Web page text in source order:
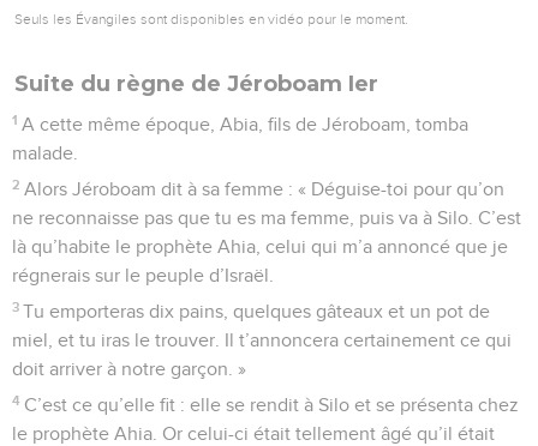
Seuls les Évangiles sont disponibles en vidéo pour le moment.
Suite du règne de Jéroboam Ier
1 A cette même époque, Abia, fils de Jéroboam, tomba
malade.
2 Alors Jéroboam dit à sa femme : « Déguise-toi pour qu’on
ne reconnaisse pas que tu es ma femme, puis va à Silo. C’est
là qu’habite le prophète Ahia, celui qui m’a annoncé que je
régnerais sur le peuple d’Israël.
3 Tu emporteras dix pains, quelques gâteaux et un pot de
miel, et tu iras le trouver. Il t’annoncera certainement ce qui
doit arriver à notre garçon. »
4 C’est ce qu’elle fit : elle se rendit à Silo et se présenta chez
le prophète Ahia. Or celui-ci était tellement âgé qu’il était